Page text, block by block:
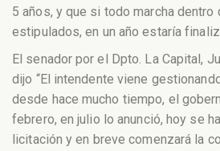
5 años, y que si todo marcha
estipulados, en un año estaría
El senador por el Dpto. La Capital,
dijo “El intendente viene
desde hace mucho tiempo, el
febrero, en julio lo anunció, hoy se
licitación y en breve comenzará la